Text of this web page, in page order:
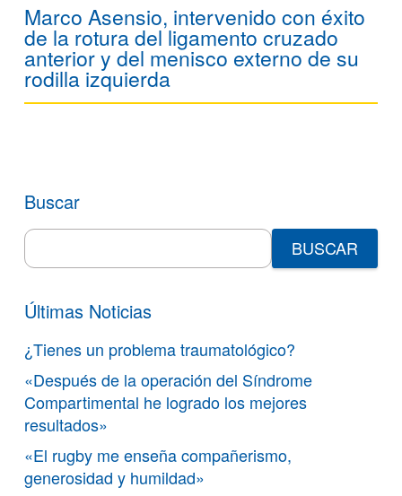
Marco Asensio, intervenido con éxito
de la rotura del ligamento cruzado
anterior y del menisco externo de su
rodilla izquierda
Buscar
Search
for:
Últimas Noticias
¿Tienes un problema traumatológico?
«Después de la operación del Síndrome
Compartimental he logrado los mejores
resultados»
«El rugby me enseña compañerismo,
generosidad y humildad»